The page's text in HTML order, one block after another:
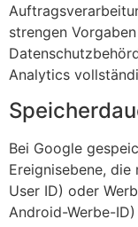
strengen
Analytics
Bei Google
Ereignisebene,
User ID) oder
Android-Werbe-